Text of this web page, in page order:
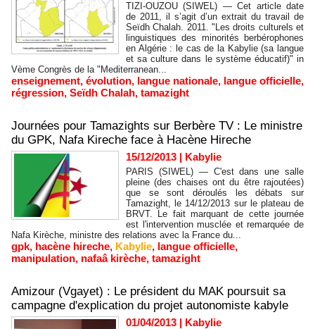
TIZI-OUZOU (SIWEL) — Cet article date
de 2011, il s’agit d’un extrait du travail de
Seïdh Chalah. 2011. "Les droits culturels et
linguistiques des minorités berbérophones
en Algérie : le cas de la Kabylie (sa langue
et sa culture dans le système éducatif)" in
Vème Congrès de la "Mediterranean...
enseignement, évolution, langue nationale, langue officielle,
régression, Seïdh Chalah, tamazight
Journées pour Tamazights sur Berbère TV : Le ministre
du GPK, Nafa Kireche face à Hacène Hireche
15/12/2013 | Kabylie
PARIS (SIWEL) — C'est dans une salle
pleine (des chaises ont du être rajoutées)
que se sont déroulés les débats sur
Tamazight, le 14/12/2013 sur le plateau de
BRVT. Le fait marquant de cette journée
est l'intervention musclée et remarquée de
Nafa Kirèche, ministre des relations avec la France du...
gpk, hacène hireche, Kabylie, langue officielle,
manipulation, nafaâ kirèche, tamazight
Amizour (Vgayet) : Le président du MAK poursuit sa
campagne d'explication du projet autonomiste kabyle
01/04/2013 | Kabylie